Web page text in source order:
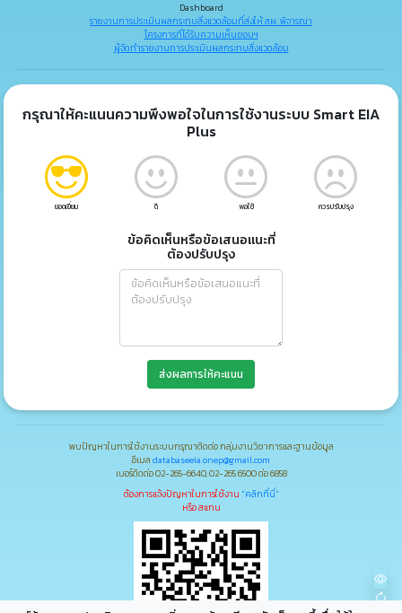
Dashboard
รายงานการประเมินผลกระทบสิ่งแวดล้อมที่ส่งให้ สผ. พิจารณา
โครงการที่ได้รับความเห็นชอบฯ
ผู้จัดทำรายงานการประเมินผลกระทบสิ่งแวดล้อม
กรุณาให้คะแนนความพึงพอใจในการใช้งานระบบ Smart EIA
Plus
ยอดเยี่ยม ดี พอใช้ ควรปรับปรุง
ข้อคิดเห็นหรือข้อเสนอแนะที่
ต้องปรับปรุง
ส่งผลการให้คะแนน
พบปัญหาในการใช้งานระบบกรุณาติดต่อ กลุ่มงานวิชาการและฐานข้อมูล
อีเมล databaseeia.onep@gmail.com
เบอร์ติดต่อ 02-265-6640, 02-265 6500 ต่อ 6858
ต้องการแจ้งปัญหาในการใช้งาน "คลิกที่นี่"
หรือ สแกน